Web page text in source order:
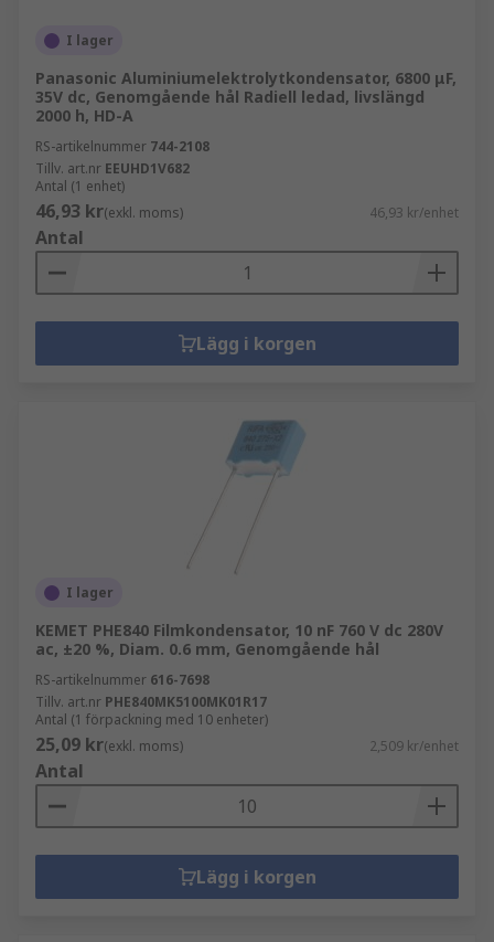
I lager
Panasonic Aluminiumelektrolytkondensator, 6800 μF,
35V dc, Genomgående hål Radiell ledad, livslängd
2000 h, HD-A
RS-artikelnummer 744-2108
Tillv. art.nr EEUHD1V682
Antal (1 enhet)
46,93 kr(exkl. moms) 46,93 kr/enhet
Antal
Lägg i korgen
I lager
KEMET PHE840 Filmkondensator, 10 nF 760 V dc 280V
ac, ±20 %, Diam. 0.6 mm, Genomgående hål
RS-artikelnummer 616-7698
Tillv. art.nr PHE840MK5100MK01R17
Antal (1 förpackning med 10 enheter)
25,09 kr(exkl. moms) 2,509 kr/enhet
Antal
Lägg i korgen